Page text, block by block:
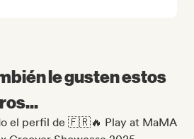
le gusten estos
el perfil de 🇫🇷🔥 Play at MaMA